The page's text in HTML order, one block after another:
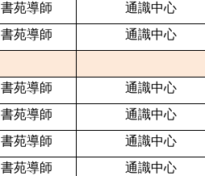
書苑導師
通識中心
書苑導師 通識中心
書苑導師
通識中心
書苑導師
通識中心
書苑導師
通識中心
書苑導師 通識中心